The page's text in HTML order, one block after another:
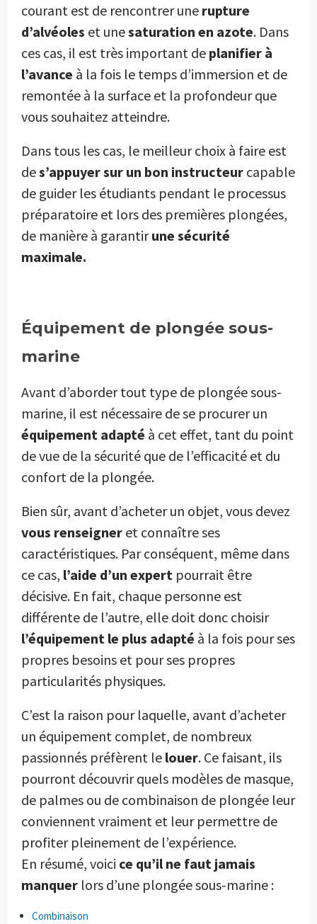
courant est de rencontrer une rupture
d’alvéoles et unesaturation en azote. Dans
ces cas, il est très important de planifier à
l’avance à la fois le temps d’immersion et de
remontée à la surface et la profondeur que
vous souhaitez atteindre.
Dans tous les cas, le meilleur choix à faire est
des’appuyer sur un bon instructeur capable
de guider les étudiants pendant le processus
préparatoire et lors des premières plongées,
de manière à garantirune sécurité
maximale.
Équipement de plongée sous-
marine
Avant d’aborder tout type de plongée sous-
marine, il est nécessaire de se procurer un
équipement adapté à cet effet, tant du point
de vue de la sécurité que de l’efficacité et du
confort de la plongée.
Bien sûr, avant d’acheter un objet, vous devez
vous renseigner et connaître ses
caractéristiques. Par conséquent, même dans
ce cas, l’aide d’un expert pourrait être
décisive. En fait, chaque personne est
différente de l’autre, elle doit donc choisir
l’équipement le plus adapté à la fois pour ses
propres besoins et pour ses propres
particularités physiques.
C’est la raison pour laquelle, avant d’acheter
un équipement complet, de nombreux
passionnés préfèrent le louer. Ce faisant, ils
pourront découvrir quels modèles de masque,
de palmes ou de combinaison de plongée leur
conviennent vraiment et leur permettre de
profiter pleinement de l’expérience.
En résumé, voici ce qu’il ne faut jamais
manquer lors d’une plongée sous-marine :
Combinaison